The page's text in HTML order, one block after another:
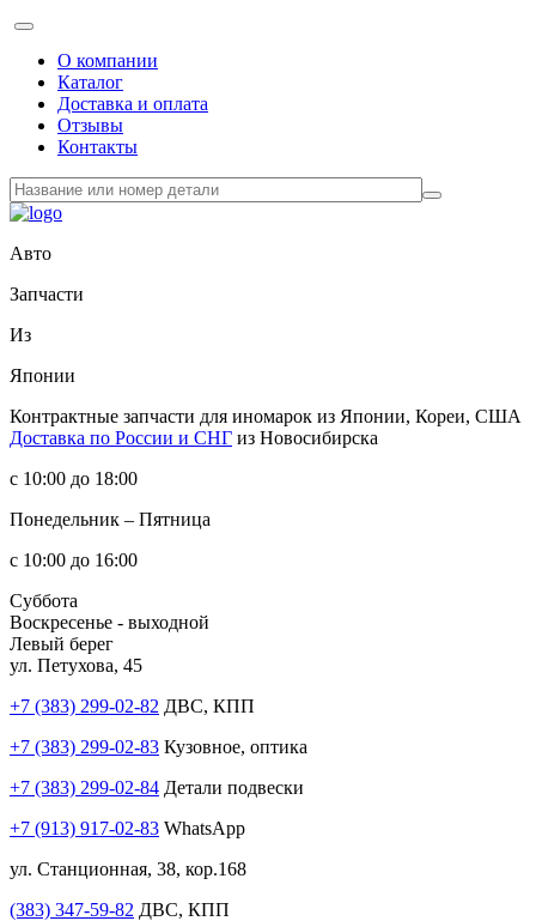
О компании
Каталог
Доставка и оплата
Отзывы
Контакты
Авто
Запчасти
Из
Японии
Контрактные запчасти для иномарок из Японии, Кореи, США
Доставка по России и СНГ из Новосибирска
с 10:00 до 18:00
Понедельник – Пятница
с 10:00 до 16:00
Суббота
Воскресенье - выходной
Левый берег
ул. Петухова, 45
+7 (383) 299-02-82 ДВС, КПП
+7 (383) 299-02-83 Кузовное, оптика
+7 (383) 299-02-84 Детали подвески
+7 (913) 917-02-83 WhatsApp
ул. Станционная, 38, кор.168
(383) 347-59-82 ДВС, КПП